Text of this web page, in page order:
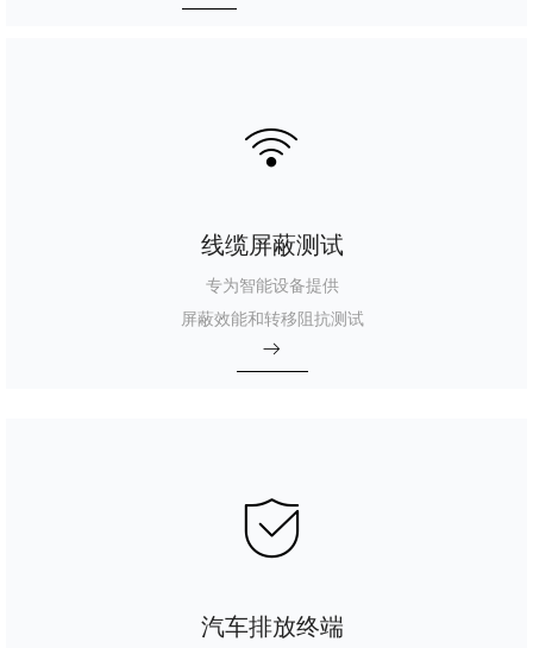
ꁃ
ꁹ
线缆屏蔽测试
专为智能设备提供
屏蔽效能和转移阻抗测试
汽车排放终端
ꀳ